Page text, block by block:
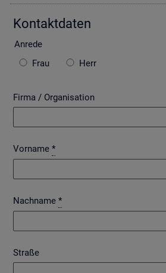
Kon­takt­da­ten
An­re­de
Frau
Herr
Firma / Organisation
Vorname *
Nachname *
Straße